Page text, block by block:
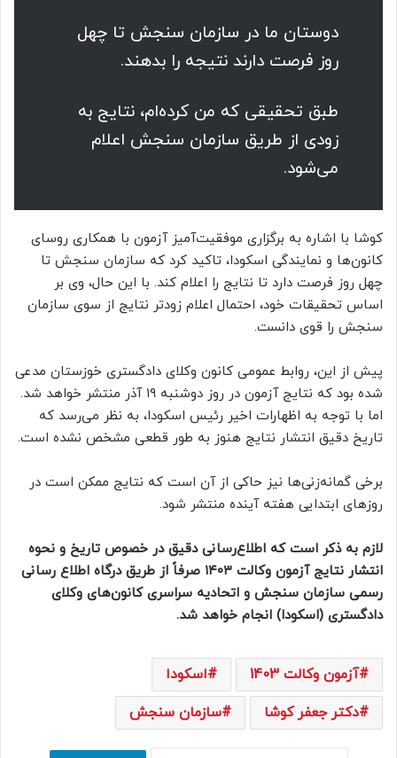
دوستان ما در سازمان سنجش تا چهل
روز فرصت دارند نتیجه را بدهند.
طبق تحقیقی که من کرده‌ام، نتایج به
زودی از طریق سازمان سنجش اعلام
می‌شود.
کوشا با اشاره به برگزاری موفقیت‌آمیز آزمون با همکاری روسای
کانون‌ها و نمایندگی اسکودا، تاکید کرد که سازمان سنجش تا
چهل روز فرصت دارد تا نتایج را اعلام کند. با این حال، وی بر
اساس تحقیقات خود، احتمال اعلام زودتر نتایج از سوی سازمان
سنجش را قوی دانست.
پیش از این، روابط عمومی کانون وکلای دادگستری خوزستان مدعی
شده بود که نتایج آزمون در روز دوشنبه ۱۹ آذر منتشر خواهد شد.
اما با توجه به اظهارات اخیر رئیس اسکودا، به نظر می‌رسد که
تاریخ دقیق انتشار نتایج هنوز به طور قطعی مشخص نشده است.
برخی گمانه‌زنی‌ها نیز حاکی از آن است که نتایج ممکن است در
روزهای ابتدایی هفته آینده منتشر شود.
لازم به ذکر است که اطلاع‌رسانی دقیق در خصوص تاریخ و نحوه
انتشار نتایج آزمون وکالت ۱۴۰۳ صرفاً از طریق درگاه اطلاع رسانی
رسمی سازمان سنجش و اتحادیه سراسری کانون‌های وکلای
دادگستری (اسکودا) انجام خواهد شد.
آزمون وکالت 1403
اسکودا
دکتر جعفر کوشا
سازمان سنجش